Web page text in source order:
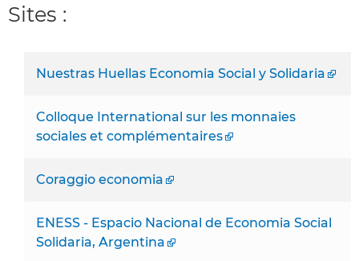
Sites :
Nuestras Huellas Economia Social y Solidaria
Colloque International sur les monnaies
sociales et complémentaires
Coraggio economia
ENESS - Espacio Nacional de Economia Social
Solidaria, Argentina